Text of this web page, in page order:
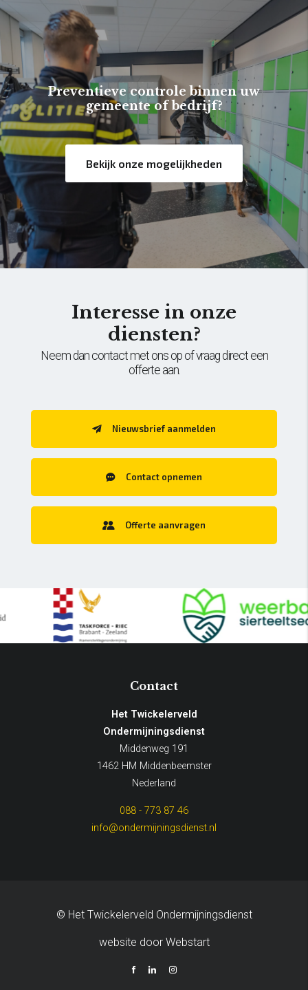
Preventieve controle binnen uw
gemeente of bedrijf?
Bekijk onze mogelijkheden
Interesse in onze
diensten?
Neem dan contact met ons op of vraag direct een
offerte aan.
Nieuwsbrief aanmelden
Contact opnemen
Offerte aanvragen
Contact
Het Twickelerveld
Ondermijningsdienst
Middenweg 191
1462 HM Middenbeemster
Nederland
088 - 773 87 46
info@ondermijningsdienst.nl
© Het Twickelerveld Ondermijningsdienst
website door Webstart